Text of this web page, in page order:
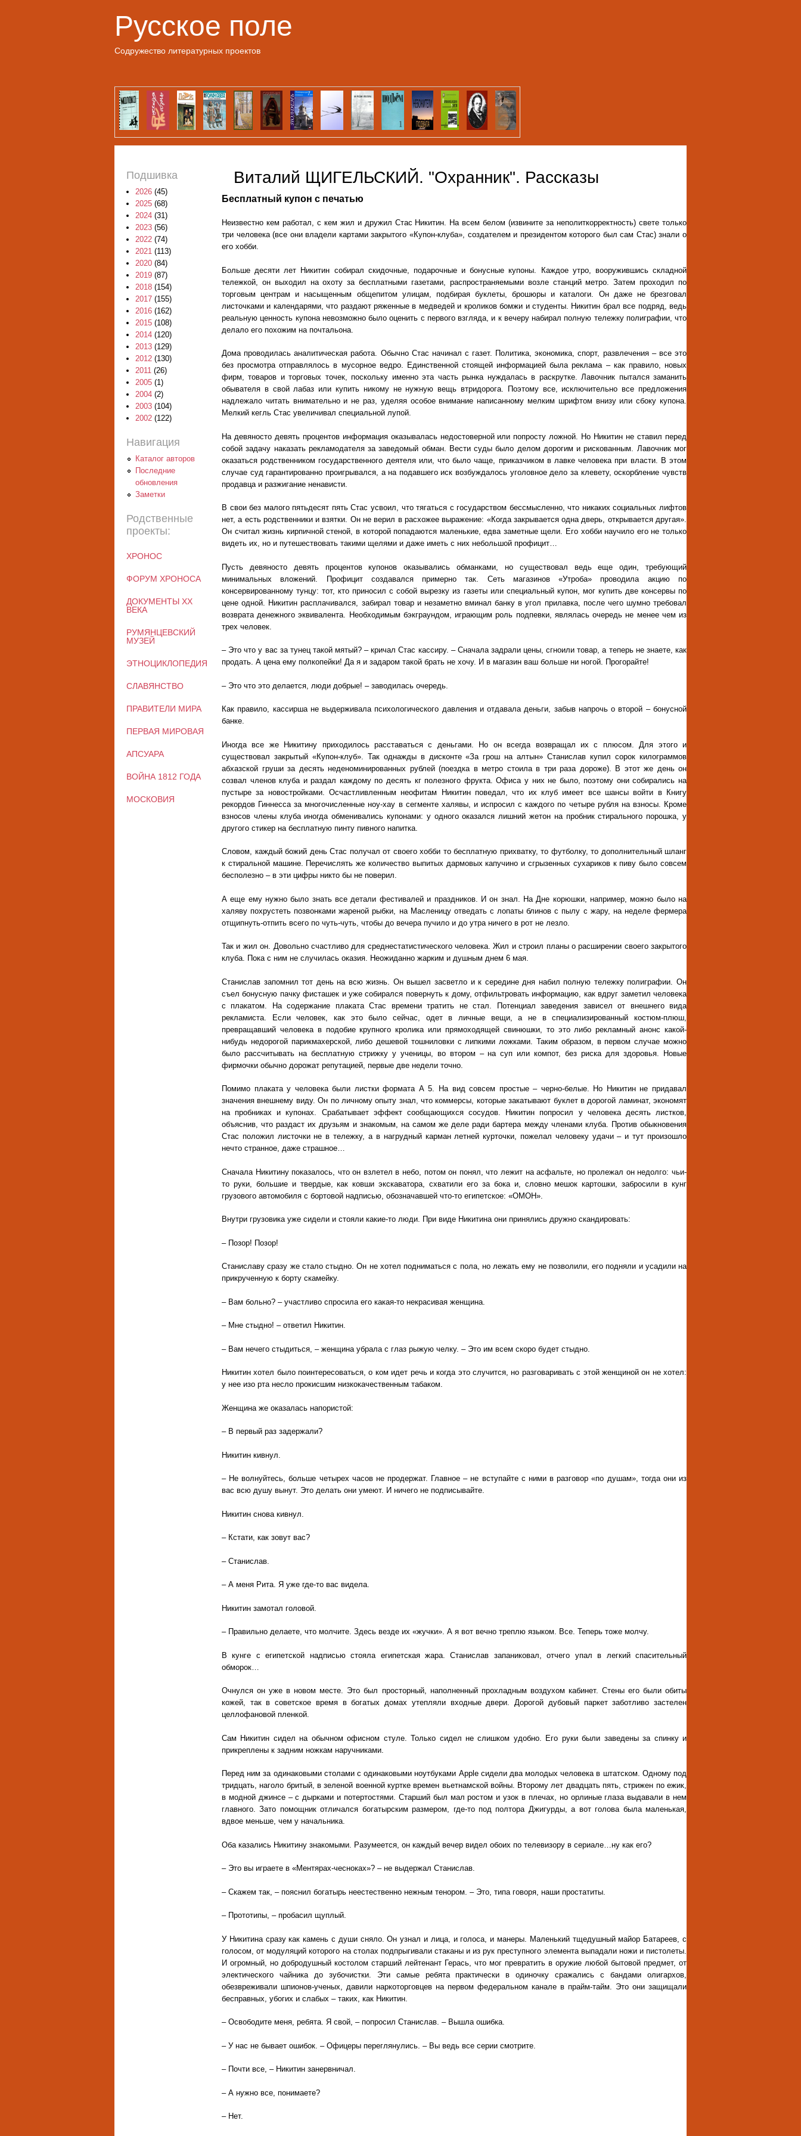
Русское поле
Содружество литературных проектов
Виталий ЩИГЕЛЬСКИЙ. "Охранник". Рассказы
Бесплатный купон с печатью
Неизвестно кем работал, с кем жил и дружил Стас Никитин. На всем белом (извините за неполиткорректность) свете только
три человека (все они владели картами закрытого «Купон-клуба», создателем и президентом которого был сам Стас) знали о
его хобби.
Больше десяти лет Никитин собирал скидочные, подарочные и бонусные купоны. Каждое утро, вооружившись складной
тележкой, он выходил на охоту за бесплатными газетами, распространяемыми возле станций метро. Затем проходил по
торговым центрам и насыщенным общепитом улицам, подбирая буклеты, брошюры и каталоги. Он даже не брезговал
листочками и календарями, что раздают ряженные в медведей и кроликов бомжи и студенты. Никитин брал все подряд, ведь
реальную ценность купона невозможно было оценить с первого взгляда, и к вечеру набирал полную тележку полиграфии, что
делало его похожим на почтальона.
Дома проводилась аналитическая работа. Обычно Стас начинал с газет. Политика, экономика, спорт, развлечения – все это
без просмотра отправлялось в мусорное ведро. Единственной стоящей информацией была реклама – как правило, новых
фирм, товаров и торговых точек, поскольку именно эта часть рынка нуждалась в раскрутке. Лавочник пытался заманить
обывателя в свой лабаз или купить никому не нужную вещь втридорога. Поэтому все, исключительно все предложения
надлежало читать внимательно и не раз, уделяя особое внимание написанному мелким шрифтом внизу или сбоку купона.
Мелкий кегль Стас увеличивал специальной лупой.
На девяносто девять процентов информация оказывалась недостоверной или попросту ложной. Но Никитин не ставил перед
собой задачу наказать рекламодателя за заведомый обман. Вести суды было делом дорогим и рискованным. Лавочник мог
оказаться родственником государственного деятеля или, что было чаще, приказчиком в лавке человека при власти. В этом
случае суд гарантированно проигрывался, а на подавшего иск возбуждалось уголовное дело за клевету, оскорбление чувств
продавца и разжигание ненависти.
В свои без малого пятьдесят пять Стас усвоил, что тягаться с государством бессмысленно, что никаких социальных лифтов
нет, а есть родственники и взятки. Он не верил в расхожее выражение: «Когда закрывается одна дверь, открывается другая».
Он считал жизнь кирпичной стеной, в которой попадаются маленькие, едва заметные щели. Его хобби научило его не только
видеть их, но и путешествовать такими щелями и даже иметь с них небольшой профицит…
Пусть девяносто девять процентов купонов оказывались обманками, но существовал ведь еще один, требующий
минимальных вложений. Профицит создавался примерно так. Сеть магазинов «Утроба» проводила акцию по
консервированному тунцу: тот, кто приносил с собой вырезку из газеты или специальный купон, мог купить две консервы по
цене одной. Никитин расплачивался, забирал товар и незаметно вминал банку в угол прилавка, после чего шумно требовал
возврата денежного эквивалента. Необходимым бэкграундом, играющим роль подпевки, являлась очередь не менее чем из
трех человек.
– Это что у вас за тунец такой мятый? – кричал Стас кассиру. – Сначала задрали цены, сгноили товар, а теперь не знаете, как
продать. А цена ему полкопейки! Да я и задаром такой брать не хочу. И в магазин ваш больше ни ногой. Прогорайте!
– Это что это делается, люди добрые! – заводилась очередь.
Как правило, кассирша не выдерживала психологического давления и отдавала деньги, забыв напрочь о второй – бонусной
банке.
Иногда все же Никитину приходилось расставаться с деньгами. Но он всегда возвращал их с плюсом. Для этого и
существовал закрытый «Купон-клуб». Так однажды в дисконте «За грош на алтын» Станислав купил сорок килограммов
абхазской груши за десять неденоминированных рублей (поездка в метро стоила в три раза дороже). В этот же день он
созвал членов клуба и раздал каждому по десять кг полезного фрукта. Офиса у них не было, поэтому они собирались на
пустыре за новостройками. Осчастливленным неофитам Никитин поведал, что их клуб имеет все шансы войти в Книгу
рекордов Гиннесса за многочисленные ноу-хау в сегменте халявы, и испросил с каждого по четыре рубля на взносы. Кроме
взносов члены клуба иногда обменивались купонами: у одного оказался лишний жетон на пробник стирального порошка, у
другого стикер на бесплатную пинту пивного напитка.
Словом, каждый божий день Стас получал от своего хобби то бесплатную прихватку, то футболку, то дополнительный шланг
к стиральной машине. Перечислять же количество выпитых дармовых капучино и сгрызенных сухариков к пиву было совсем
бесполезно – в эти цифры никто бы не поверил.
А еще ему нужно было знать все детали фестивалей и праздников. И он знал. На Дне корюшки, например, можно было на
халяву похрустеть позвонками жареной рыбки, на Масленицу отведать с лопаты блинов с пылу с жару, на неделе фермера
отщипнуть-отпить всего по чуть-чуть, чтобы до вечера пучило и до утра ничего в рот не лезло.
Так и жил он. Довольно счастливо для среднестатистического человека. Жил и строил планы о расширении своего закрытого
клуба. Пока с ним не случилась оказия. Неожиданно жарким и душным днем 6 мая.
Станислав запомнил тот день на всю жизнь. Он вышел засветло и к середине дня набил полную тележку полиграфии. Он
съел бонусную пачку фисташек и уже собирался повернуть к дому, отфильтровать информацию, как вдруг заметил человека
с плакатом. На содержание плаката Стас времени тратить не стал. Потенциал заведения зависел от внешнего вида
рекламиста. Если человек, как это было сейчас, одет в личные вещи, а не в специализированный костюм-плюш,
превращавший человека в подобие крупного кролика или прямоходящей свинюшки, то это либо рекламный анонс какой-
нибудь недорогой парикмахерской, либо дешевой тошниловки с липкими ложками. Таким образом, в первом случае можно
было рассчитывать на бесплатную стрижку у ученицы, во втором – на суп или компот, без риска для здоровья. Новые
фирмочки обычно дорожат репутацией, первые две недели точно.
Помимо плаката у человека были листки формата А 5. На вид совсем простые – черно-белые. Но Никитин не придавал
значения внешнему виду. Он по личному опыту знал, что коммерсы, которые закатывают буклет в дорогой ламинат, экономят
на пробниках и купонах. Срабатывает эффект сообщающихся сосудов. Никитин попросил у человека десять листков,
объяснив, что раздаст их друзьям и знакомым, на самом же деле ради бартера между членами клуба. Против обыкновения
Стас положил листочки не в тележку, а в нагрудный карман летней курточки, пожелал человеку удачи – и тут произошло
нечто странное, даже страшное…
Сначала Никитину показалось, что он взлетел в небо, потом он понял, что лежит на асфальте, но пролежал он недолго: чьи-
то руки, большие и твердые, как ковши экскаватора, схватили его за бока и, словно мешок картошки, забросили в кунг
грузового автомобиля с бортовой надписью, обозначавшей что-то египетское: «ОМОН».
Внутри грузовика уже сидели и стояли какие-то люди. При виде Никитина они принялись дружно скандировать:
– Позор! Позор!
Станиславу сразу же стало стыдно. Он не хотел подниматься с пола, но лежать ему не позволили, его подняли и усадили на
прикрученную к борту скамейку.
– Вам больно? – участливо спросила его какая-то некрасивая женщина.
– Мне стыдно! – ответил Никитин.
– Вам нечего стыдиться, – женщина убрала с глаз рыжую челку. – Это им всем скоро будет стыдно.
Никитин хотел было поинтересоваться, о ком идет речь и когда это случится, но разговаривать с этой женщиной он не хотел:
у нее изо рта несло прокисшим низкокачественным табаком.
Женщина же оказалась напористой:
– В первый раз задержали?
Никитин кивнул.
– Не волнуйтесь, больше четырех часов не продержат. Главное – не вступайте с ними в разговор «по душам», тогда они из
вас всю душу вынут. Это делать они умеют. И ничего не подписывайте.
Никитин снова кивнул.
– Кстати, как зовут вас?
– Станислав.
– А меня Рита. Я уже где-то вас видела.
Никитин замотал головой.
– Правильно делаете, что молчите. Здесь везде их «жучки». А я вот вечно треплю языком. Все. Теперь тоже молчу.
В кунге с египетской надписью стояла египетская жара. Станислав запаниковал, отчего упал в легкий спасительный
обморок…
Очнулся он уже в новом месте. Это был просторный, наполненный прохладным воздухом кабинет. Стены его были обиты
кожей, так в советское время в богатых домах утепляли входные двери. Дорогой дубовый паркет заботливо застелен
целлофановой пленкой.
Сам Никитин сидел на обычном офисном стуле. Только сидел не слишком удобно. Его руки были заведены за спинку и
прикреплены к задним ножкам наручниками.
Перед ним за одинаковыми столами с одинаковыми ноутбуками Аpple сидели два молодых человека в штатском. Одному под
тридцать, наголо бритый, в зеленой военной куртке времен вьетнамской войны. Второму лет двадцать пять, стрижен по ежик,
в модной джинсе – с дырками и потертостями. Старший был мал ростом и узок в плечах, но орлиные глаза выдавали в нем
главного. Зато помощник отличался богатырским размером, где-то под полтора Джигурды, а вот голова была маленькая,
вдвое меньше, чем у начальника.
Оба казались Никитину знакомыми. Разумеется, он каждый вечер видел обоих по телевизору в сериале…ну как его?
– Это вы играете в «Ментярах-чесноках»? – не выдержал Станислав.
– Скажем так, – пояснил богатырь неестественно нежным тенором. – Это, типа говоря, наши простатиты.
– Прототипы, – пробасил щуплый.
У Никитина сразу как камень с души сняло. Он узнал и лица, и голоса, и манеры. Маленький тщедушный майор Батареев, с
голосом, от модуляций которого на столах подпрыгивали стаканы и из рук преступного элемента выпадали ножи и пистолеты.
И огромный, но добродушный костолом старший лейтенант Герась, что мог превратить в оружие любой бытовой предмет, от
электического чайника до зубочистки. Эти самые ребята практически в одиночку сражались с бандами олигархов,
обезвреживали шпионов-ученых, давили наркоторговцев на первом федеральном канале в прайм-тайм. Это они защищали
бесправных, убогих и слабых – таких, как Никитин.
– Освободите меня, ребята. Я свой, – попросил Станислав. – Вышла ошибка.
– У нас не бывает ошибок. – Офицеры переглянулись. – Вы ведь все серии смотрите.
– Почти все, – Никитин занервничал.
– А нужно все, понимаете?
– Нет.
Подшивка
2026 (45)
2025 (68)
2024 (31)
2023 (56)
2022 (74)
2021 (113)
2020 (84)
2019 (87)
2018 (154)
2017 (155)
2016 (162)
2015 (108)
2014 (120)
2013 (129)
2012 (130)
2011 (26)
2005 (1)
2004 (2)
2003 (104)
2002 (122)
Навигация
Каталог авторов
Последние
обновления
Заметки
Родственные
проекты:
ХРОНОС
ФОРУМ ХРОНОСА
ДОКУМЕНТЫ XX
ВЕКА
РУМЯНЦЕВСКИЙ
МУЗЕЙ
ЭТНОЦИКЛОПЕДИЯ
СЛАВЯНСТВО
ПРАВИТЕЛИ МИРА
ПЕРВАЯ МИРОВАЯ
АПСУАРА
ВОЙНА 1812 ГОДА
МОСКОВИЯ